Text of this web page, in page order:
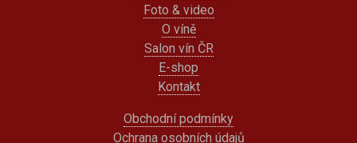
Foto & video
O víně
Salon vín ČR
E-shop
Kontakt
Obchodní podmínky
Ochrana osobních údajů